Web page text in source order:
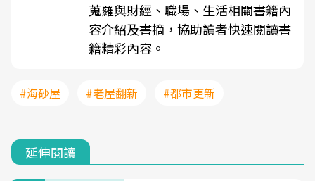
蒐羅與財經、職場、生活相關書籍內
容介紹及書摘，協助讀者快速閱讀書
籍精彩內容。
#海砂屋 #老屋翻新 #都市更新
延伸閱讀